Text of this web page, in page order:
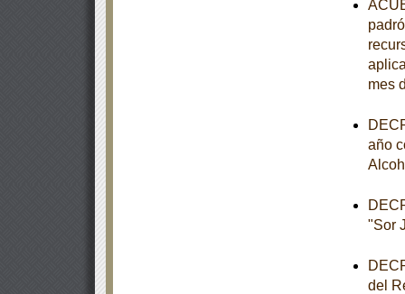
mes
año
"Sor
del